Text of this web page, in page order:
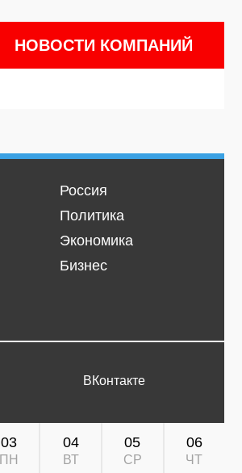
НОВОСТИ КОМПАНИЙ
Россия
Политика
Экономика
Бизнес
ВКонтакте
03
ПН
04
ВТ
05
СР
06
ЧТ